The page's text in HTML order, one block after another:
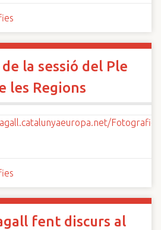
la sessió del Ple
les Regions
fent discurs al